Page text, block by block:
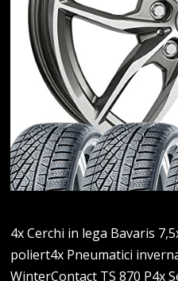
4x Cerchi in lega Bavaris
poliert4x Pneumatici
WinterContact TS 870 P4x